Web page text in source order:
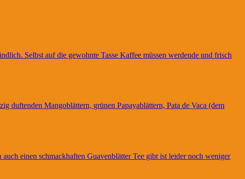
Selbst auf die gewohnte Tasse Kaffee müssen werdende und frisch
duftenden Mangoblättern, grünen Papayablättern, Pata de Vaca (dem
einen schmackhaften Guavenblätter Tee gibt ist leider noch weniger